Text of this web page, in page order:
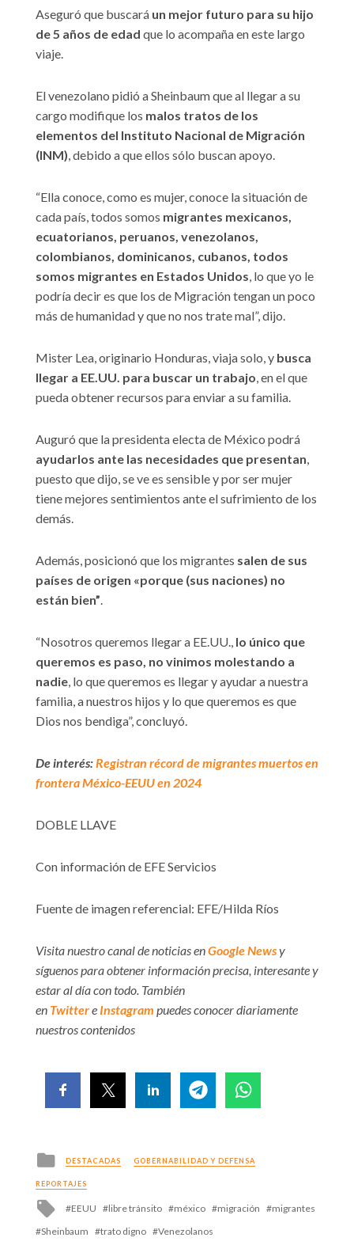
Aseguró que buscará un mejor futuro para su hijo
de 5 años de edad que lo acompaña en este largo
viaje.
El venezolano pidió a Sheinbaum que al llegar a su
cargo modifique los malos tratos de los
elementos del Instituto Nacional de Migración
(INM), debido a que ellos sólo buscan apoyo.
“Ella conoce, como es mujer, conoce la situación de
cada país, todos somos migrantes mexicanos,
ecuatorianos, peruanos, venezolanos,
colombianos, dominicanos, cubanos, todos
somos migrantes en Estados Unidos, lo que yo le
podría decir es que los de Migración tengan un poco
más de humanidad y que no nos trate mal”, dijo.
Mister Lea, originario Honduras, viaja solo, y busca
llegar a EE.UU. para buscar un trabajo, en el que
pueda obtener recursos para enviar a su familia.
Auguró que la presidenta electa de México podrá
ayudarlos ante las necesidades que presentan,
puesto que dijo, se ve es sensible y por ser mujer
tiene mejores sentimientos ante el sufrimiento de los
demás.
Además, posicionó que los migrantes salen de sus
países de origen «porque (sus naciones) no
están bien”.
“Nosotros queremos llegar a EE.UU., lo único que
queremos es paso, no vinimos molestando a
nadie, lo que queremos es llegar y ayudar a nuestra
familia, a nuestros hijos y lo que queremos es que
Dios nos bendiga”, concluyó.
De interés:Registran récord de migrantes muertos en
frontera México-EEUU en 2024
DOBLE LLAVE
Con información de EFE Servicios
Fuente de imagen referencial: EFE/Hilda Ríos
Visita nuestro canal de noticias enGoogle Newsy
síguenos para obtener información precisa, interesante y
estar al día con todo. También
en Twittere Instagram puedes conocer diariamente
nuestros contenidos
Posted
in
DESTACADAS GOBERNABILIDAD Y DEFENSA
REPORTAJES
Tagged
EEUU libre tránsito méxico migración
migrantes
Sheinbaum
trato digno Venezolanos